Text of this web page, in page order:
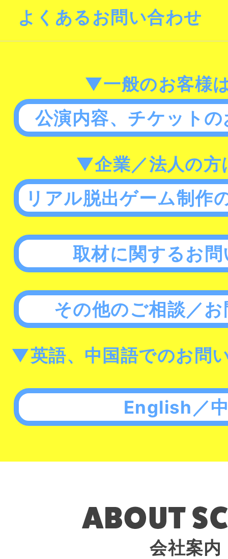
よくあるお問い合わせ
▼一般のお客様
公演内容、チケット
▼企業／法人の方
リアル脱出ゲーム制作
取材に関するお
その他のご相談／
▼英語、中国語でのお問
English／
会社案内